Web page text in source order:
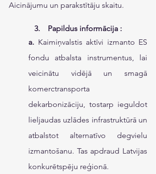
Aicinājumu un parakstītāju skaitu.
   3.    Papildus informācija :
a. Kaimiņvalstis aktīvi izmanto ES
fondu atbalsta instrumentus, lai
veicinātu vidējā un smagā
komerctransporta
dekarbonizāciju, tostarp ieguldot
lieljaudas uzlādes infrastruktūrā un
atbalstot alternatīvo degvielu
izmantošanu. Tas apdraud Latvijas
konkurētspēju reģionā.